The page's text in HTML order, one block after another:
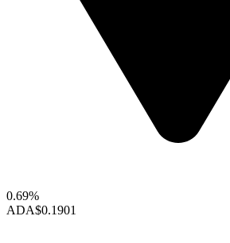
0.69%
ADA$0.1901